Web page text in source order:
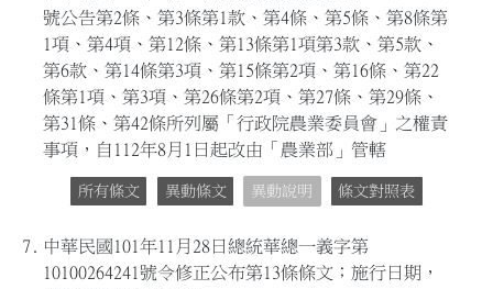
號公告第2條、第3條第1款、第4條、第5條、第8條第
1項、第4項、第12條、第13條第1項第3款、第5款、
第6款、第14條第3項、第15條第2項、第16條、第22
條第1項、第3項、第26條第2項、第27條、第29條、
第31條、第42條所列屬「行政院農業委員會」之權責
事項，自112年8月1日起改由「農業部」管轄
所有條文 異動條文 異動說明 條文對照表
7.
中華民國101年11月28日總統華總一義字第
10100264241號令修正公布第13條條文；施行日期，